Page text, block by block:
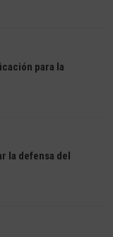
para la
la defensa del